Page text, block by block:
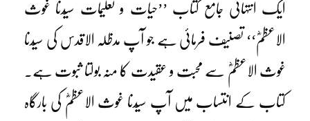
ایک انتہائی جامع کتاب ’’حیات و تعلیمات سیّدنا غوث
الاعظمؓ‘‘ تصنیف فرمائی ہے جو آپ مدظلہ الاقدس کی سیّدنا
غوث الاعظمؓ سے محبت و عقیدت کا منہ بولتا ثبوت ہے۔
کتاب کے انتساب میں آپ سیّدنا غوث الاعظمؓ کی بارگاہ